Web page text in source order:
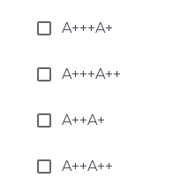
A+++A+
A+++A++
A++A+
A++A++